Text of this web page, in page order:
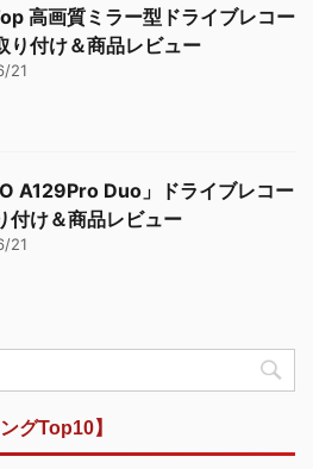
高画質ミラー型ドライブレコー
り付け＆商品レビュー
21
A129Pro Duo」ドライブレコー
付け＆商品レビュー
21
グTop10】